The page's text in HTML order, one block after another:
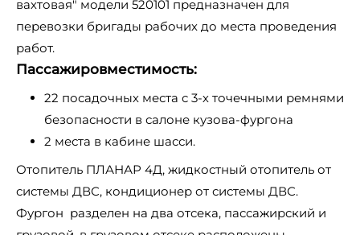
вахтовая" модели 520101 предназначен для
перевозки бригады рабочих до места проведения
работ.
Пассажировместимость:
22 посадочных места с 3-х точечными ремнями
безопасности в салоне кузова-фургона
2 места в кабине шасси.
Отопитель ПЛАНАР 4Д, жидкостный отопитель от
системы ДВС, кондиционер от системы ДВС.
Фургон разделен на два отсека, пассажирский и